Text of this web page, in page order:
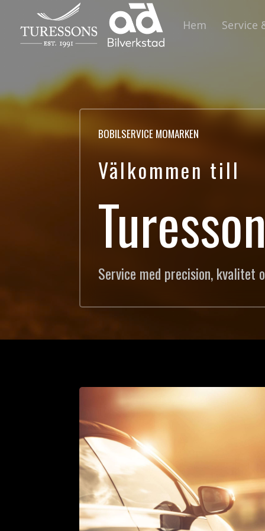
Hem Service
BOBILSERVICE MOMARKEN
Välkommen till
Service med precision, kvalitet